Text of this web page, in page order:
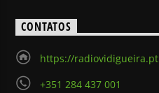
CONTATOS
https://radiovidigueira.pt
+351 284 437 001